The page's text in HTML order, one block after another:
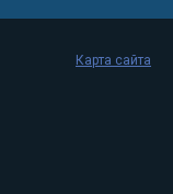
Карта сайта